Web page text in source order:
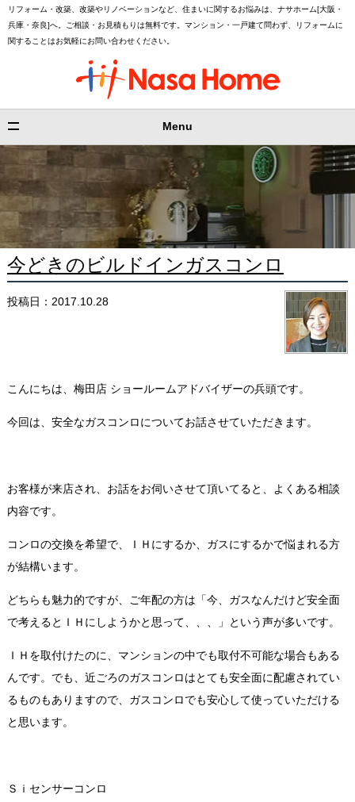
リフォーム・改築、改築やリノベーションなど、住まいに関するお悩みは、ナサホーム[大阪・
兵庫・奈良]へ。ご相談・お見積もりは無料です。マンション・一戸建て問わず、リフォームに
関することはお気軽にお問い合わせください。
Menu
今どきのビルドインガスコンロ
投稿日：2017.10.28
こんにちは、梅田店 ショールームアドバイザーの兵頭です。
今回は、安全なガスコンロについてお話させていただきます。
お客様が来店され、お話をお伺いさせて頂いてると、よくある相談
内容です。
コンロの交換を希望で、ＩＨにするか、ガスにするかで悩まれる方
が結構います。
どちらも魅力的ですが、ご年配の方は「今、ガスなんだけど安全面
で考えるとＩＨにしようかと思って、、、」という声が多いです。
ＩＨを取付けたのに、マンションの中でも取付不可能な場合もある
んです。でも、近ごろのガスコンロはとても安全面に配慮されてい
るものもありますので、ガスコンロでも安心して使っていただける
と思います。
Ｓｉセンサーコンロ